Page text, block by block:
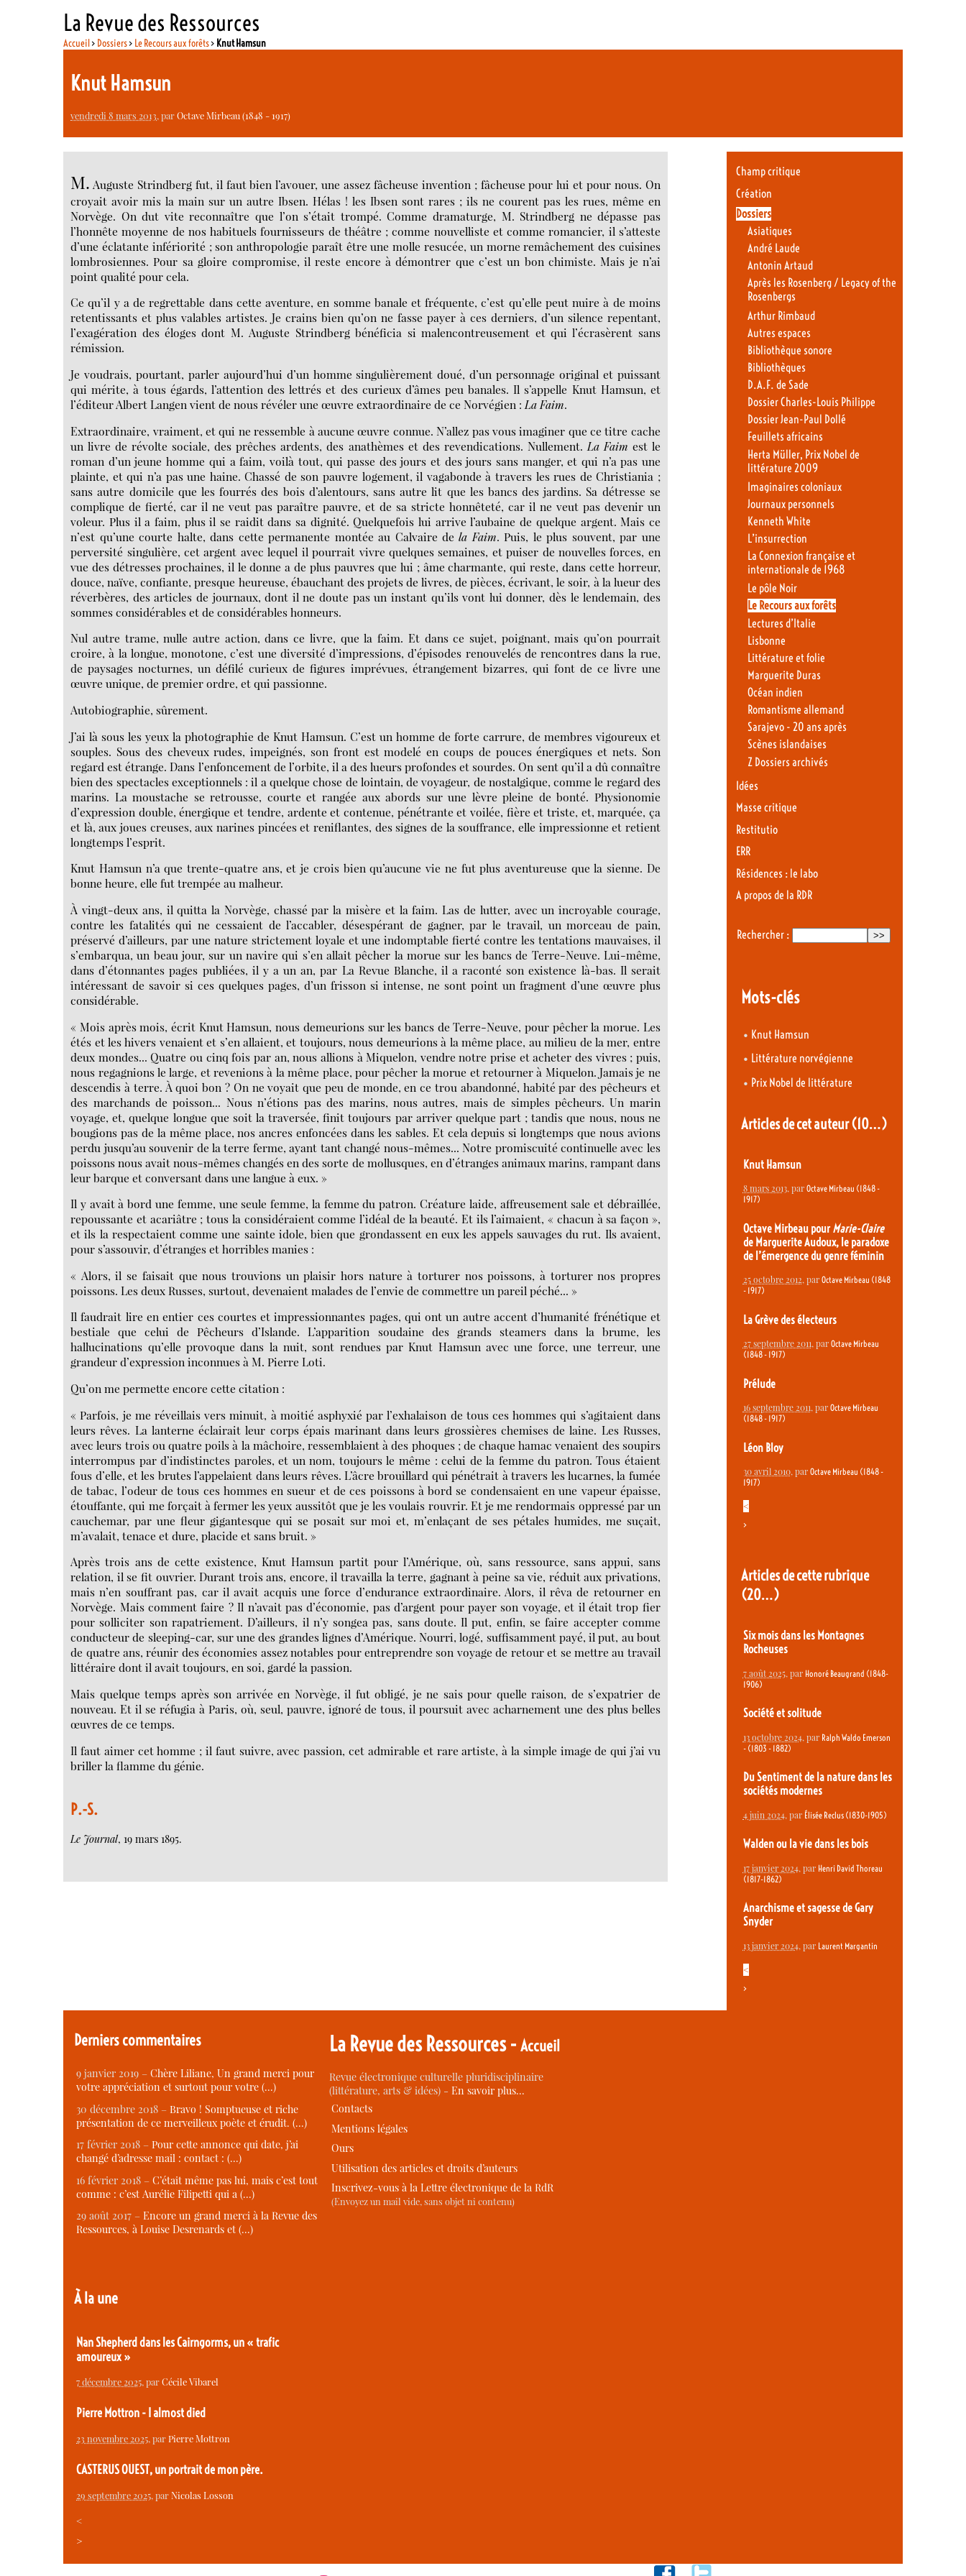
La Revue des Ressources
Accueil> Dossiers> Le Recours aux forêts> Knut Hamsun
Knut Hamsun
vendredi 8 mars 2013, parOctave Mirbeau (1848 - 1917)
M. Auguste Strindberg fut, il faut bien l’avouer, une assez fâcheuse invention ; fâcheuse pour lui et pour nous. On
croyait avoir mis la main sur un autre Ibsen. Hélas ! les Ibsen sont rares ; ils ne courent pas les rues, même en
Norvège. On dut vite reconnaître que l’on s’était trompé. Comme dramaturge, M. Strindberg ne dépasse pas
l’honnête moyenne de nos habituels fournisseurs de théâtre ; comme nouvelliste et comme romancier, il s’atteste
d’une éclatante infériorité ; son anthropologie paraît être une molle resucée, un morne remâchement des cuisines
lombrosiennes. Pour sa gloire compromise, il reste encore à démontrer que c’est un bon chimiste. Mais je n’ai
point qualité pour cela.
Ce qu’il y a de regrettable dans cette aventure, en somme banale et fréquente, c’est qu’elle peut nuire à de moins
retentissants et plus valables artistes. Je crains bien qu’on ne fasse payer à ces derniers, d’un silence repentant,
l’exagération des éloges dont M. Auguste Strindberg bénéficia si malencontreusement et qui l’écrasèrent sans
rémission.
Je voudrais, pourtant, parler aujourd’hui d’un homme singulièrement doué, d’un personnage original et puissant
qui mérite, à tous égards, l’attention des lettrés et des curieux d’âmes peu banales. Il s’appelle Knut Hamsun, et
l’éditeur Albert Langen vient de nous révéler une œuvre extraordinaire de ce Norvégien : La Faim.
Extraordinaire, vraiment, et qui ne ressemble à aucune œuvre connue. N’allez pas vous imaginer que ce titre cache
un livre de révolte sociale, des prêches ardents, des anathèmes et des revendications. Nullement. La Faim est le
roman d’un jeune homme qui a faim, voilà tout, qui passe des jours et des jours sans manger, et qui n’a pas une
plainte, et qui n’a pas une haine. Chassé de son pauvre logement, il vagabonde à travers les rues de Christiania ;
sans autre domicile que les fourrés des bois d’alentours, sans autre lit que les bancs des jardins. Sa détresse se
complique de fierté, car il ne veut pas paraître pauvre, et de sa stricte honnêteté, car il ne veut pas devenir un
voleur. Plus il a faim, plus il se raidit dans sa dignité. Quelquefois lui arrive l’aubaine de quelque argent. Mais ce
n’est qu’une courte halte, dans cette permanente montée au Calvaire dela Faim. Puis, le plus souvent, par une
perversité singulière, cet argent avec lequel il pourrait vivre quelques semaines, et puiser de nouvelles forces, en
vue des détresses prochaines, il le donne a de plus pauvres que lui ; âme charmante, qui reste, dans cette horreur,
douce, naïve, confiante, presque heureuse, ébauchant des projets de livres, de pièces, écrivant, le soir, à la lueur des
réverbères, des articles de journaux, dont il ne doute pas un instant qu’ils vont lui donner, dès le lendemain, des
sommes considérables et de considérables honneurs.
Nul autre trame, nulle autre action, dans ce livre, que la faim. Et dans ce sujet, poignant, mais qu’on pourrait
croire, à la longue, monotone, c’est une diversité d’impressions, d’épisodes renouvelés de rencontres dans la rue,
de paysages nocturnes, un défilé curieux de figures imprévues, étrangement bizarres, qui font de ce livre une
œuvre unique, de premier ordre, et qui passionne.
Autobiographie, sûrement.
J’ai là sous les yeux la photographie de Knut Hamsun. C’est un homme de forte carrure, de membres vigoureux et
souples. Sous des cheveux rudes, impeignés, son front est modelé en coups de pouces énergiques et nets. Son
regard est étrange. Dans l’enfoncement de l’orbite, il a des lueurs profondes et sourdes. On sent qu’il a dû connaître
bien des spectacles exceptionnels : il a quelque chose de lointain, de voyageur, de nostalgique, comme le regard des
marins. La moustache se retrousse, courte et rangée aux abords sur une lèvre pleine de bonté. Physionomie
d’expression double, énergique et tendre, ardente et contenue, pénétrante et voilée, fière et triste, et, marquée, ça
et là, aux joues creuses, aux narines pincées et reniflantes, des signes de la souffrance, elle impressionne et retient
longtemps l’esprit.
Knut Hamsun n’a que trente-quatre ans, et je crois bien qu’aucune vie ne fut plus aventureuse que la sienne. De
bonne heure, elle fut trempée au malheur.
À vingt-deux ans, il quitta la Norvège, chassé par la misère et la faim. Las de lutter, avec un incroyable courage,
contre les fatalités qui ne cessaient de l’accabler, désespérant de gagner, par le travail, un morceau de pain,
préservé d’ailleurs, par une nature strictement loyale et une indomptable fierté contre les tentations mauvaises, il
s’embarqua, un beau jour, sur un navire qui s’en allait pêcher la morue sur les bancs de Terre-Neuve. Lui-même,
dans d’étonnantes pages publiées, il y a un an, par La Revue Blanche, il a raconté son existence là-bas. Il serait
intéressant de savoir si ces quelques pages, d’un frisson si intense, ne sont point un fragment d’une œuvre plus
considérable.
« Mois après mois, écrit Knut Hamsun, nous demeurions sur les bancs de Terre-Neuve, pour pêcher la morue. Les
étés et les hivers venaient et s’en allaient, et toujours, nous demeurions à la même place, au milieu de la mer, entre
deux mondes... Quatre ou cinq fois par an, nous allions à Miquelon, vendre notre prise et acheter des vivres ; puis,
nous regagnions le large, et revenions à la même place, pour pêcher la morue et retourner à Miquelon. Jamais je ne
descendis à terre. À quoi bon ? On ne voyait que peu de monde, en ce trou abandonné, habité par des pêcheurs et
des marchands de poisson... Nous n’étions pas des marins, nous autres, mais de simples pêcheurs. Un marin
voyage, et, quelque longue que soit la traversée, finit toujours par arriver quelque part ; tandis que nous, nous ne
bougions pas de la même place, nos ancres enfoncées dans les sables. Et cela depuis si longtemps que nous avions
perdu jusqu’au souvenir de la terre ferme, ayant tant changé nous-mêmes... Notre promiscuité continuelle avec les
poissons nous avait nous-mêmes changés en des sorte de mollusques, en d’étranges animaux marins, rampant dans
leur barque et conversant dans une langue à eux. »
Il y avait à bord une femme, une seule femme, la femme du patron. Créature laide, affreusement sale et débraillée,
repoussante et acariâtre ; tous la considéraient comme l’idéal de la beauté. Et ils l’aimaient, « chacun à sa façon »,
et ils la respectaient comme une sainte idole, bien que grondassent en eux les appels sauvages du rut. Ils avaient,
pour s’assouvir, d’étranges et horribles manies :
« Alors, il se faisait que nous trouvions un plaisir hors nature à torturer nos poissons, à torturer nos propres
poissons. Les deux Russes, surtout, devenaient malades de l’envie de commettre un pareil péché... »
Il faudrait lire en entier ces courtes et impressionnantes pages, qui ont un autre accent d’humanité frénétique et
bestiale que celui de Pêcheurs d’Islande. L’apparition soudaine des grands steamers dans la brume, les
hallucinations qu’elle provoque dans la nuit, sont rendues par Knut Hamsun avec une force, une terreur, une
grandeur d’expression inconnues à M. Pierre Loti.
Qu’on me permette encore cette citation :
« Parfois, je me réveillais vers minuit, à moitié asphyxié par l’exhalaison de tous ces hommes qui s’agitaient dans
leurs rêves. La lanterne éclairait leur corps épais marinant dans leurs grossières chemises de laine. Les Russes,
avec leurs trois ou quatre poils à la mâchoire, ressemblaient à des phoques ; de chaque hamac venaient des soupirs
interrompus par d’indistinctes paroles, et un nom, toujours le même : celui de la femme du patron. Tous étaient
fous d’elle, et les brutes l’appelaient dans leurs rêves. L’âcre brouillard qui pénétrait à travers les lucarnes, la fumée
de tabac, l’odeur de tous ces hommes en sueur et de ces poissons à bord se condensaient en une vapeur épaisse,
étouffante, qui me forçait à fermer les yeux aussitôt que je les voulais rouvrir. Et je me rendormais oppressé par un
cauchemar, par une fleur gigantesque qui se posait sur moi et, m’enlaçant de ses pétales humides, me suçait,
m’avalait, tenace et dure, placide et sans bruit. »
Après trois ans de cette existence, Knut Hamsun partit pour l’Amérique, où, sans ressource, sans appui, sans
relation, il se fit ouvrier. Durant trois ans, encore, il travailla la terre, gagnant à peine sa vie, réduit aux privations,
mais n’en souffrant pas, car il avait acquis une force d’endurance extraordinaire. Alors, il rêva de retourner en
Norvège. Mais comment faire ? Il n’avait pas d’économie, pas d’argent pour payer son voyage, et il était trop fier
pour solliciter son rapatriement. D’ailleurs, il n’y songea pas, sans doute. Il put, enfin, se faire accepter comme
conducteur de sleeping-car, sur une des grandes lignes d’Amérique. Nourri, logé, suffisamment payé, il put, au bout
de quatre ans, réunir des économies assez notables pour entreprendre son voyage de retour et se mettre au travail
littéraire dont il avait toujours, en soi, gardé la passion.
Mais quelque temps après son arrivée en Norvège, il fut obligé, je ne sais pour quelle raison, de s’expatrier de
nouveau. Et il se réfugia à Paris, où, seul, pauvre, ignoré de tous, il poursuit avec acharnement une des plus belles
œuvres de ce temps.
Il faut aimer cet homme ; il faut suivre, avec passion, cet admirable et rare artiste, à la simple image de qui j’ai vu
briller la flamme du génie.
P.-S.
Le Journal, 19 mars 1895.
Champ critique
Création
Dossiers
Asiatiques
André Laude
Antonin Artaud
Après les Rosenberg / Legacy of the
Rosenbergs
Arthur Rimbaud
Autres espaces
Bibliothèque sonore
Bibliothèques
D.A.F. de Sade
Dossier Charles-Louis Philippe
Dossier Jean-Paul Dollé
Feuillets africains
Herta Müller, Prix Nobel de
littérature 2009
Imaginaires coloniaux
Journaux personnels
Kenneth White
L’insurrection
La Connexion française et
internationale de 1968
Le pôle Noir
Le Recours aux forêts
Lectures d’Italie
Lisbonne
Littérature et folie
Marguerite Duras
Océan indien
Romantisme allemand
Sarajevo - 20 ans après
Scènes islandaises
Z Dossiers archivés
Idées
Masse critique
Restitutio
ERR
Résidences : le labo
A propos de la RDR
Rechercher :
Mots-clés
• Knut Hamsun
• Littérature norvégienne
• Prix Nobel de littérature
Articles de cet auteur(10…)
Knut Hamsun
8 mars 2013, par Octave Mirbeau (1848 -
1917)
Octave Mirbeau pourMarie-Claire
de Marguerite Audoux, le paradoxe
de l’émergence du genre féminin
25 octobre 2012, par Octave Mirbeau (1848
- 1917)
La Grève des électeurs
27 septembre 2011, par Octave Mirbeau
(1848 - 1917)
Prélude
16 septembre 2011, par Octave Mirbeau
(1848 - 1917)
Léon Bloy
30 avril 2010, par Octave Mirbeau (1848 -
1917)
<
>
Articles de cette rubrique
(20…)
Six mois dans les Montagnes
Rocheuses
7 août 2025, par Honoré Beaugrand (1848-
1906)
Société et solitude
13 octobre 2024, par Ralph Waldo Emerson
- (1803 - 1882)
Du Sentiment de la nature dans les
sociétés modernes
4 juin 2024, par Élisée Reclus (1830-1905)
Walden ou la vie dans les bois
17 janvier 2024, par Henri David Thoreau
(1817-1862)
Anarchisme et sagesse de Gary
Snyder
13 janvier 2024, par Laurent Margantin
<
>
Derniers commentaires
9 janvier 2019 – Chère Liliane, Un grand merci pour
votre appréciation et surtout pour votre (…)
30 décembre 2018 – Bravo ! Somptueuse et riche
présentation de ce merveilleux poète et érudit. (…)
17 février 2018 – Pour cette annonce qui date, j’ai
changé d’adresse mail : contact : (…)
16 février 2018 – C’était même pas lui, mais c’est tout
comme : c’est Aurélie Filipetti qui a (…)
29 août 2017 – Encore un grand merci à la Revue des
Ressources, à Louise Desrenards et (…)
À la une
Nan Shepherd dans les Cairngorms, un « trafic
amoureux »
7 décembre 2025, parCécile Vibarel
Pierre Mottron - I almost died
23 novembre 2025, parPierre Mottron
CASTERUS OUEST, un portrait de mon père.
29 septembre 2025, parNicolas Losson
<
>
La Revue des Ressources -Accueil
Revue électronique culturelle pluridisciplinaire
(littérature, arts & idées) -En savoir plus…
Contacts
Mentions légales
Ours
Utilisation des articles et droits d’auteurs
Inscrivez-vous à la Lettre électronique de la RdR
(Envoyez un mail vide, sans objet ni contenu)